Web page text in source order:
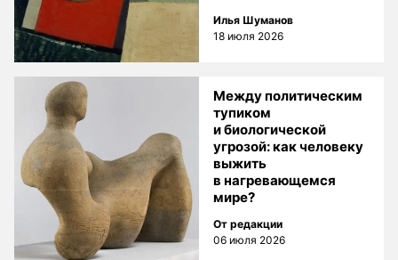
Илья Шуманов
18 июля 2026
Между политическим
тупиком
и биологической
угрозой: как человеку
выжить
в нагревающемся
мире?
От редакции
06 июля 2026